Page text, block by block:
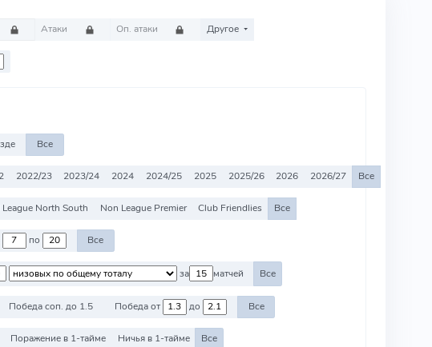
Атаки Оп. атаки Другое
Все
2022/23 2023/24 2024 2024/25 2025 2025/26 2026 2026/27 Все
North South Non League Premier Club Friendlies Все
по Все
за матчей Все
Победа соп. до 1.5 Победа от до Все
Поражение в 1-тайме Ничья в 1-тайме Все